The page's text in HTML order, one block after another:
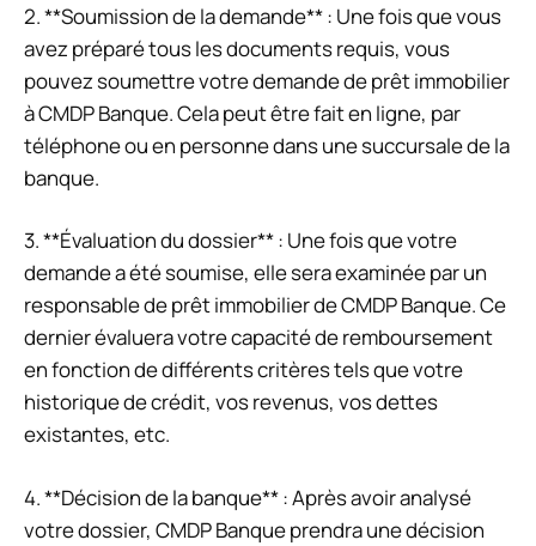
2. **Soumission de la demande** : Une fois que vous
avez préparé tous les documents requis, vous
pouvez soumettre votre demande de prêt immobilier
à CMDP Banque. Cela peut être fait en ligne, par
téléphone ou en personne dans une succursale de la
banque.
3. **Évaluation du dossier** : Une fois que votre
demande a été soumise, elle sera examinée par un
responsable de prêt immobilier de CMDP Banque. Ce
dernier évaluera votre capacité de remboursement
en fonction de différents critères tels que votre
historique de crédit, vos revenus, vos dettes
existantes, etc.
4. **Décision de la banque** : Après avoir analysé
votre dossier, CMDP Banque prendra une décision